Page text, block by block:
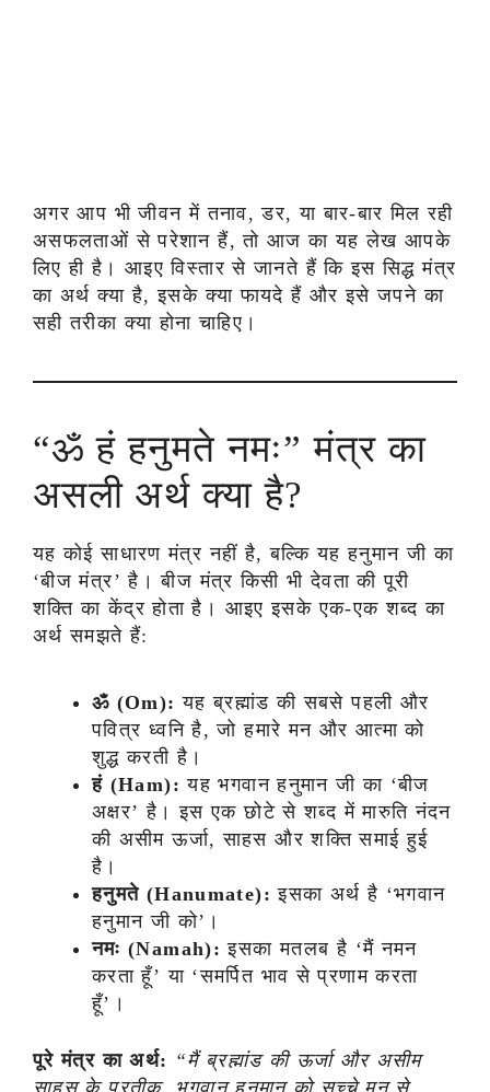
अगर आप भी जीवन में तनाव, डर, या बार-बार मिल रही
असफलताओं से परेशान हैं, तो आज का यह लेख आपके
लिए ही है। आइए विस्तार से जानते हैं कि इस सिद्ध मंत्र
का अर्थ क्या है, इसके क्या फायदे हैं और इसे जपने का
सही तरीका क्या होना चाहिए।
“ॐ हं हनुमते नमः” मंत्र का
असली अर्थ क्या है?
यह कोई साधारण मंत्र नहीं है, बल्कि यह हनुमान जी का
‘बीज मंत्र’ है। बीज मंत्र किसी भी देवता की पूरी
शक्ति का केंद्र होता है। आइए इसके एक-एक शब्द का
अर्थ समझते हैं:
ॐ (Om): यह ब्रह्मांड की सबसे पहली और
पवित्र ध्वनि है, जो हमारे मन और आत्मा को
शुद्ध करती है।
हं (Ham): यह भगवान हनुमान जी का ‘बीज
अक्षर’ है। इस एक छोटे से शब्द में मारुति नंदन
की असीम ऊर्जा, साहस और शक्ति समाई हुई
है।
हनुमते (Hanumate): इसका अर्थ है ‘भगवान
हनुमान जी को’।
नमः (Namah): इसका मतलब है ‘मैं नमन
करता हूँ’ या ‘समर्पित भाव से प्रणाम करता
हूँ’।
पूरे मंत्र का अर्थ: “मैं ब्रह्मांड की ऊर्जा और असीम